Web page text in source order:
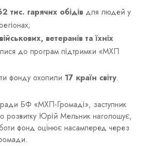
тис. гарячих обідів для людей у
ветеранів та їхніх
до програм підтримки «МХП
фонду охопили 17 країн світу.
БФ «МХП-Громаді», заступник
розвитку Юрій Мельник наголошує,
фонд оцінює насамперед через